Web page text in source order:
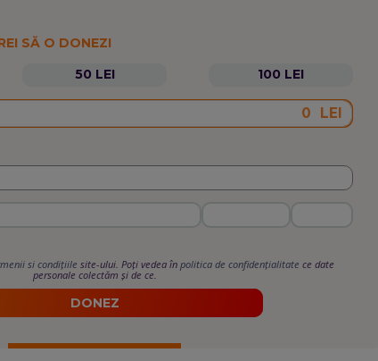
SĂ O DONEZI
50 LEI 100 LEI
LEI
si condițiile site-ului. Poți vedea înpolitica de confidențialitate ce date
personale colectăm și de ce.
DONEZ